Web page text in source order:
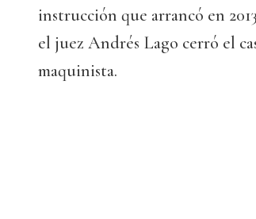
instrucción que arrancó en
el juez Andrés Lago cerró el
maquinista.